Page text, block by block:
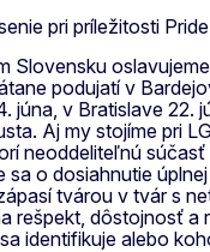
Slovensku
podujatí v
júna, v Bratislave 22.
Aj my stojíme pri
neoddeliteľnú
sa o dosiahnutie úplnej
tvárou v tvár s
rešpekt, dôstojnosť a
identifikuje alebo